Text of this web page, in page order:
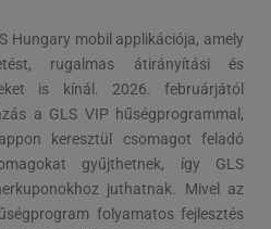
Hungary mobil applikációja, amely
rugalmas átirányítási és
is kínál. 2026. februárjától
a GLS VIP hűségprogrammal,
keresztül csomagot feladó
gyűjthetnek, így GLS
juthatnak. Mivel az
folyamatos fejlesztés